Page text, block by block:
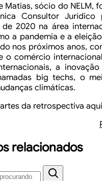
Matias, sócio do NELM,
Consultor Jurídico
de 2020 na área
a pandemia e a
nos próximos anos,
o comércio
a inovação
big techs, o
climáticas.
da retrospectiva
relacionados